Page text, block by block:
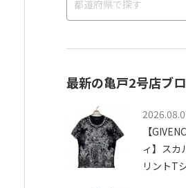
最新の亀戸2号店ブ
【
ィ】スカ
リントT